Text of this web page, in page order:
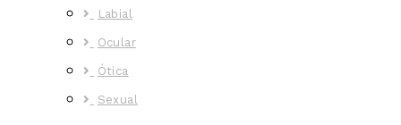
Labial
Ocular
Ótica
Sexual